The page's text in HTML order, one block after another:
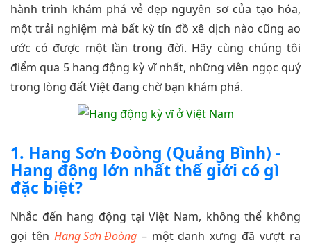
hành trình khám phá vẻ đẹp nguyên sơ của tạo hóa,
một trải nghiệm mà bất kỳ tín đồ xê dịch nào cũng ao
ước có được một lần trong đời. Hãy cùng chúng tôi
điểm qua 5 hang động kỳ vĩ nhất, những viên ngọc quý
trong lòng đất Việt đang chờ bạn khám phá.
1. Hang Sơn Đoòng (Quảng Bình) -
Hang động lớn nhất thế giới có gì
đặc biệt?
Nhắc đến hang động tại Việt Nam, không thể không
gọi tên Hang Sơn Đoòng– một danh xưng đã vượt ra